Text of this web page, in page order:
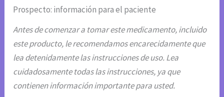
Prospecto: información para el paciente
Antes de comenzar a tomar este medicamento, incluido
este producto, le recomendamos encarecidamente que
lea detenidamente las instrucciones de uso. Lea
cuidadosamente todas las instrucciones, ya que
contienen información importante para usted.